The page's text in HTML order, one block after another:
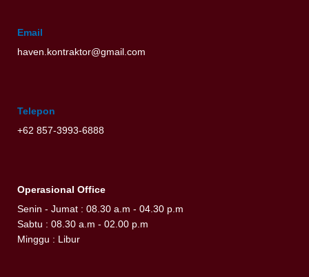
Email
haven.kontraktor@gmail.com
Telepon
+62 857-3993-6888
Operasional Office
Senin - Jumat : 08.30 a.m - 04.30 p.m
Sabtu : 08.30 a.m - 02.00 p.m
Minggu : Libur